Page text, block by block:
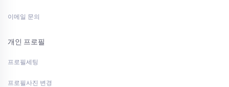
이메일 문의
개인 프로필
프로필세팅
프로필사진 변경